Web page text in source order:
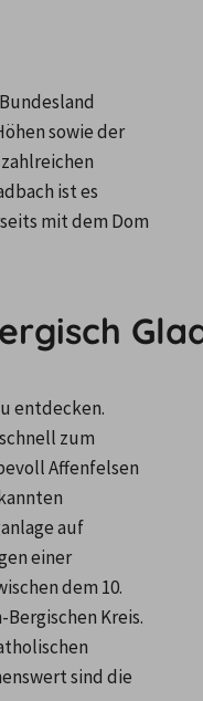
sowie der
ist es
mit dem Dom
entdecken.
zum
Affenfelsen
auf
einer
dem 10.
Kreis.
sind die